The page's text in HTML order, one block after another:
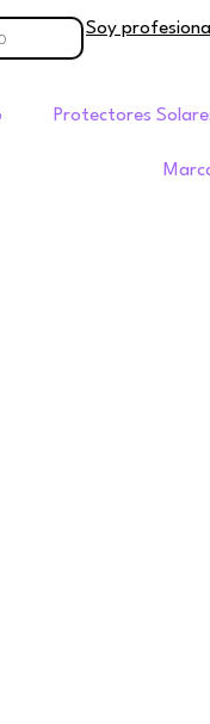
Soy profesional
Protectores